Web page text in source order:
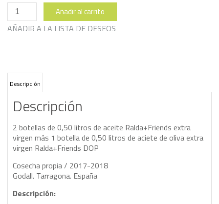
Pack
Descubierta
cantidad
Añadir al carrito
AÑADIR A LA LISTA DE DESEOS
Descripción
Descripción
2 botellas de 0,50 litros de aceite Ralda+Friends extra
virgen más 1 botella de 0,50 litros de aciete de oliva extra
virgen Ralda+Friends DOP
Cosecha propia / 2017-2018
Godall. Tarragona. España
Descripción: